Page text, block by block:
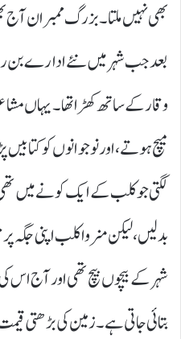
بھی نہیں ملتا۔ بزرگ ممبران آج
بعد جب شہر میں نئے ادارے بن
وقار کے ساتھ کھڑا تھا۔ یہاں
میچ ہوتے، اور نوجوانوں کو
لگتی جو کلب کے ایک کونے میں
شہر کے بیچوں بیچ تھی اور آج اس
بتائی جاتی ہے۔ زمین کی بڑھتی